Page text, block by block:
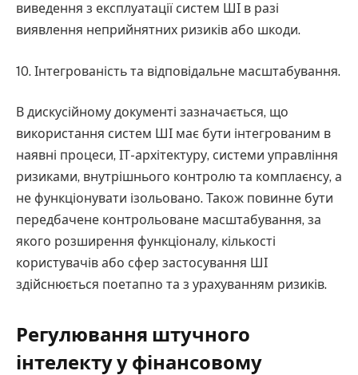
виведення з експлуатації систем ШІ в разі
виявлення неприйнятних ризиків або шкоди.
10. Інтегрованість та відповідальне масштабування.
В дискусійному документі зазначається, що
використання систем ШІ має бути інтегрованим в
наявні процеси, ІТ-архітектуру, системи управління
ризиками, внутрішнього контролю та комплаєнсу, а
не функціонувати ізольовано. Також повинне бути
передбачене контрольоване масштабування, за
якого розширення функціоналу, кількості
користувачів або сфер застосування ШІ
здійснюється поетапно та з урахуванням ризиків.
Регулювання штучного
інтелекту у фінансовому